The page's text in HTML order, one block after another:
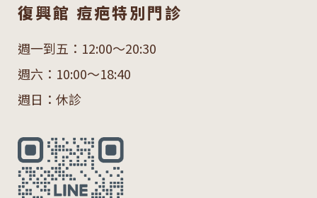
復興館 痘疤特別門診
週一到五：12:00～20:30
週六：10:00～18:40
週日：休診